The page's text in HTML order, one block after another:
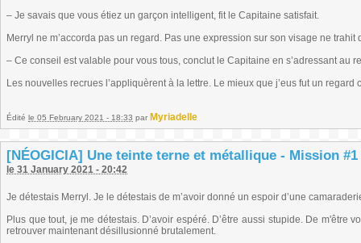
– Je savais que vous étiez un garçon intelligent, fit le Capitaine satisfait.
Merryl ne m’accorda pas un regard. Pas une expression sur son visage ne trahit
– Ce conseil est valable pour vous tous, conclut le Capitaine en s’adressant au
Les nouvelles recrues l’appliquèrent à la lettre. Le mieux que j’eus fut un regard
Édité le 05 February 2021 - 18:33 par Myriadelle
[NÉOGICIA] Une teinte terne et métallique - Mission
le 31 January 2021 - 20:42
Je détestais Merryl. Je le détestais de m’avoir donné un espoir d’une
Plus que tout, je me détestais. D’avoir espéré. D’être aussi stupide. De m'être
retrouver maintenant désillusionné brutalement.